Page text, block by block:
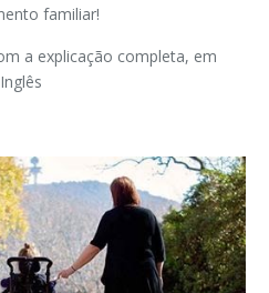
familiar!
a explicação completa, em
Inglês